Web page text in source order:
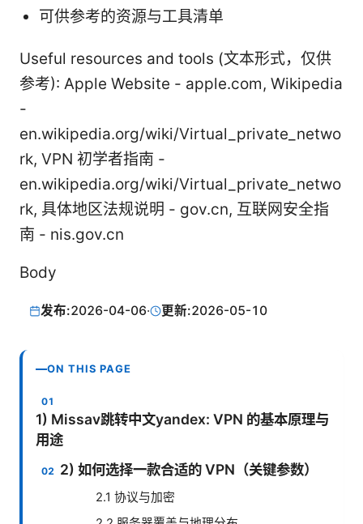
可供参考的资源与工具清单
Useful resources and tools (文本形式，仅供
参考): Apple Website - apple.com, Wikipedia
-
en.wikipedia.org/wiki/Virtual_private_netwo
rk, VPN 初学者指南 -
en.wikipedia.org/wiki/Virtual_private_netwo
rk, 具体地区法规说明 - gov.cn, 互联网安全指
南 - nis.gov.cn
Body
发布:2026-04-06· 更新:2026-05-10
ON THIS PAGE
1) Missav跳转中文yandex: VPN 的基本原理与
用途
2) 如何选择一款合适的 VPN（关键参数）
2.1 协议与加密